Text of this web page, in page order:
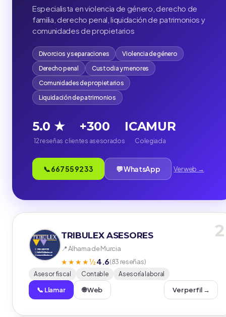
Especialista en violencia de género, derecho de
familia, derecho penal, liquidación de patrimonios y
comunidades de propietarios
Divorcios y separaciones
Violencia de género
Derecho penal
Custodia y menores
Comunidades de propietarios
Liquidación de patrimonios
5.0 ★
12 reseñas
+300
clientes asesorados
ICAMUR
Colegiada
📞 667 55 92 33 💬 WhatsApp Ver web →
2
TRIBULEX ASESORES
📍 Alhama de Murcia
★★★★½4.6(83 reseñas)
Asesor fiscal Contable Asesoría laboral
📞 Llamar 🌐 Web Ver perfil →